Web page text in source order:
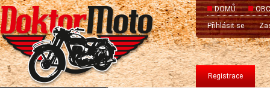
DOMŮ
Přihlásit se
Registrace